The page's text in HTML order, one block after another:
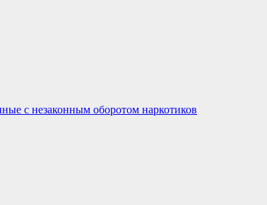
с незаконным оборотом наркотиков